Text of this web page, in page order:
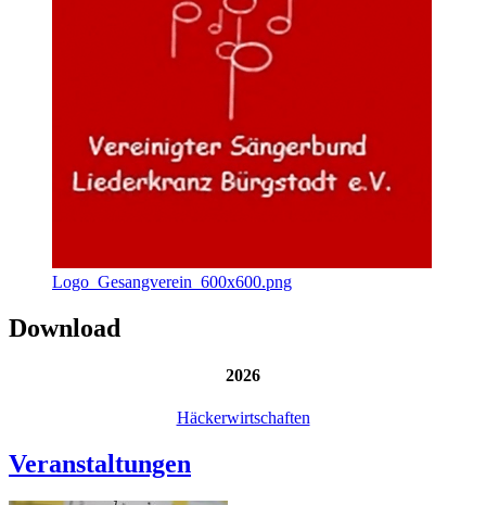
Logo_Gesangverein_600x600.png
Download
2026
Häckerwirtschaften
Veranstaltungen